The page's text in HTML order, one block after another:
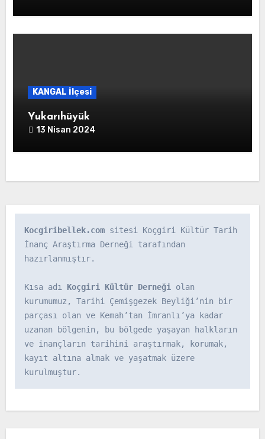
KANGAL İlçesi
Yukarıhüyük
13 Nisan 2024
Kocgiribellek.com sitesi Koçgiri Kültür Tarih
İnanç Araştırma Derneği tarafından
hazırlanmıştır.
Kısa adı Koçgiri Kültür Derneği olan
kurumumuz, Tarihi Çemişgezek Beyliği’nin bir
parçası olan ve Kemah’tan İmranlı’ya kadar
uzanan bölgenin, bu bölgede yaşayan halkların
ve inançların tarihini araştırmak, korumak,
kayıt altına almak ve yaşatmak üzere
kurulmuştur.